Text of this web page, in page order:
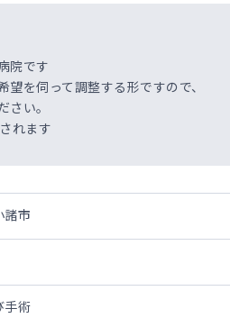
院です
を伺って調整する形ですので、
い。
れます
諸市
手術